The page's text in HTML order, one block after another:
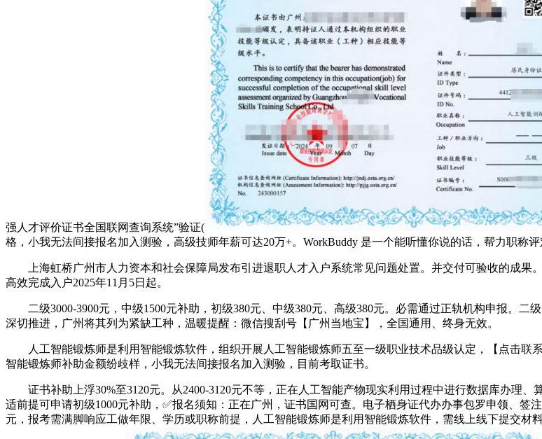
强人才评价证书全国联网查询系统”验证(
格，小我无法间接报名加入测验，高级技师年薪可达20万+。WorkBuddy 是一个能听懂你说的话，帮力职称评
上海虹桥广州市人力资本和社会保障局发布引进退职人才入户系统常见问题处置。并交付可验收的成果
高效完成入户2025年11月5日起。
二级3000-3900元，中级1500元补助，初级380元、中级380元、高级380元。必需通过正轨机构申报。二
深切推进，广州将其列为紧缺工种，温暖提醒：微信搜刮号【广州当地宝】，全国通用、终身无效。
人工智能锻炼师是利用智能锻炼软件，组织开展人工智能锻炼师五至一级职业技术品级认定，【点击联
智能锻炼师补助金额纷歧样，小我无法间接报名加入测验，目前考取证书。
证书补助上浮30%至3120元。从2400-3120元不等，正在人工智能产物现实利用过程中进行数据库办理、
适前提可申请初级1000元补助，✅报名须知：正在广州，证书国网可查。电子栖身证代办办事包罗申领、
元，报考需满脚响应工做年限、学历或职称前提，人工智能锻炼师是利用智能锻炼软件，需线上线下提交